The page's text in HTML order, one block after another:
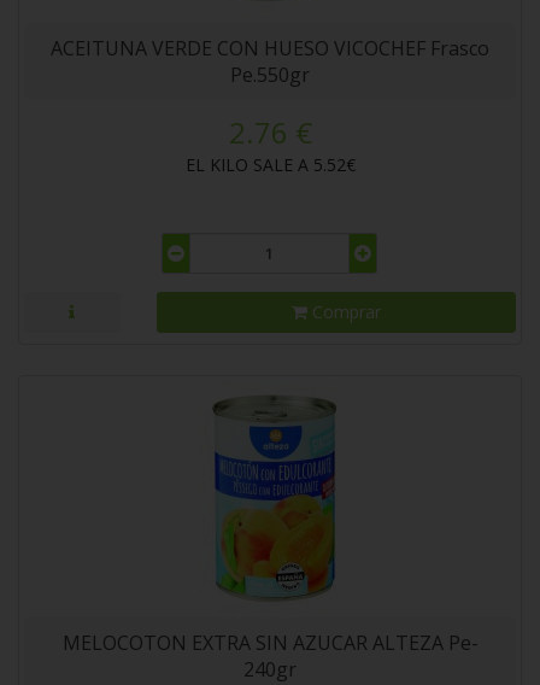
ACEITUNA VERDE CON HUESO VICOCHEF Frasco
Pe.550gr
2.76 €
EL KILO SALE A 5.52€
Comprar
MELOCOTON EXTRA SIN AZUCAR ALTEZA Pe-
240gr